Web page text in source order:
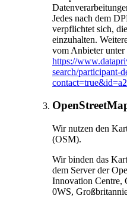
Jedes nach dem
verpflichtet sich,
einzuhalten.
vom Anbieter
https://
search/participant-
Wir nutzen den
(OSM).
Wir binden das
dem Server der
Innovation Centre,
0WS,